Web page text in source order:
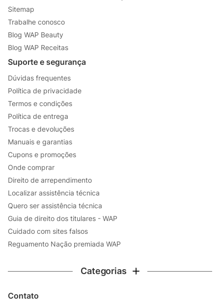
Sitemap
Trabalhe conosco
Blog WAP Beauty
Blog WAP Receitas
Suporte e segurança
Dúvidas frequentes
Política de privacidade
Termos e condições
Política de entrega
Trocas e devoluções
Manuais e garantias
Cupons e promoções
Onde comprar
Direito de arrependimento
Localizar assistência técnica
Quero ser assistência técnica
Guia de direito dos titulares - WAP
Cuidado com sites falsos
Reguamento Nação premiada WAP
Categorias
Contato